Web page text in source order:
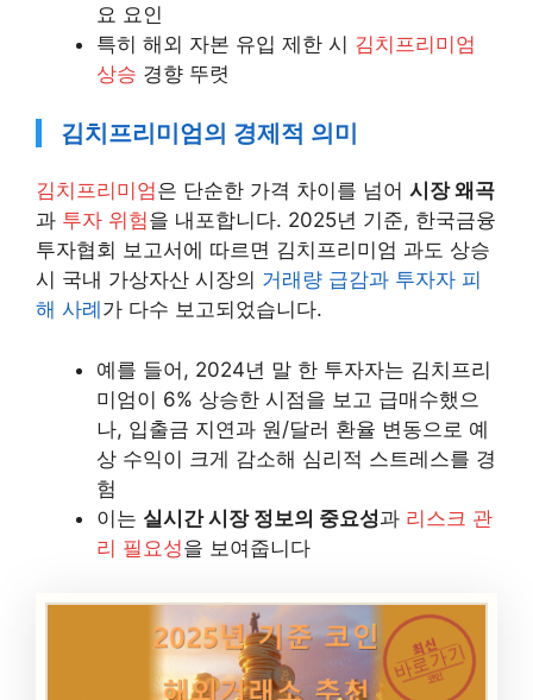
요 요인
특히 해외 자본 유입 제한 시 김치프리미엄
상승 경향 뚜렷
김치프리미엄의 경제적 의미
김치프리미엄은 단순한 가격 차이를 넘어 시장 왜곡
과 투자 위험을 내포합니다. 2025년 기준, 한국금융
투자협회 보고서에 따르면 김치프리미엄 과도 상승
시 국내 가상자산 시장의 거래량 급감과 투자자 피
해 사례 가 다수 보고되었습니다.
예를 들어, 2024년 말 한 투자자는 김치프리
미엄이 6% 상승한 시점을 보고 급매수했으
나, 입출금 지연과 원/달러 환율 변동으로 예
상 수익이 크게 감소해 심리적 스트레스를 경
험
이는 실시간 시장 정보의 중요성과 리스크 관
리 필요성을 보여줍니다
최신
바로가기
코인